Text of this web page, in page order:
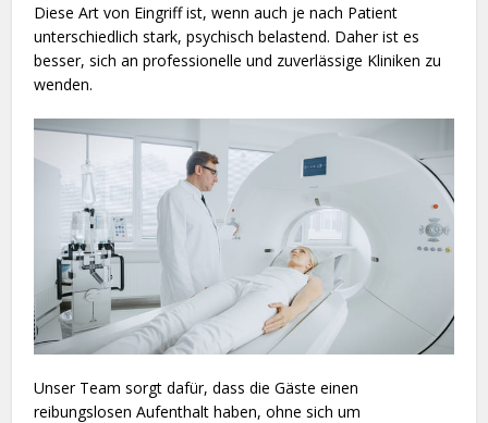
Diese Art von Eingriff ist, wenn auch je nach Patient
unterschiedlich stark, psychisch belastend. Daher ist es
besser, sich an professionelle und zuverlässige Kliniken zu
wenden.
Unser Team sorgt dafür, dass die Gäste einen
reibungslosen Aufenthalt haben, ohne sich um